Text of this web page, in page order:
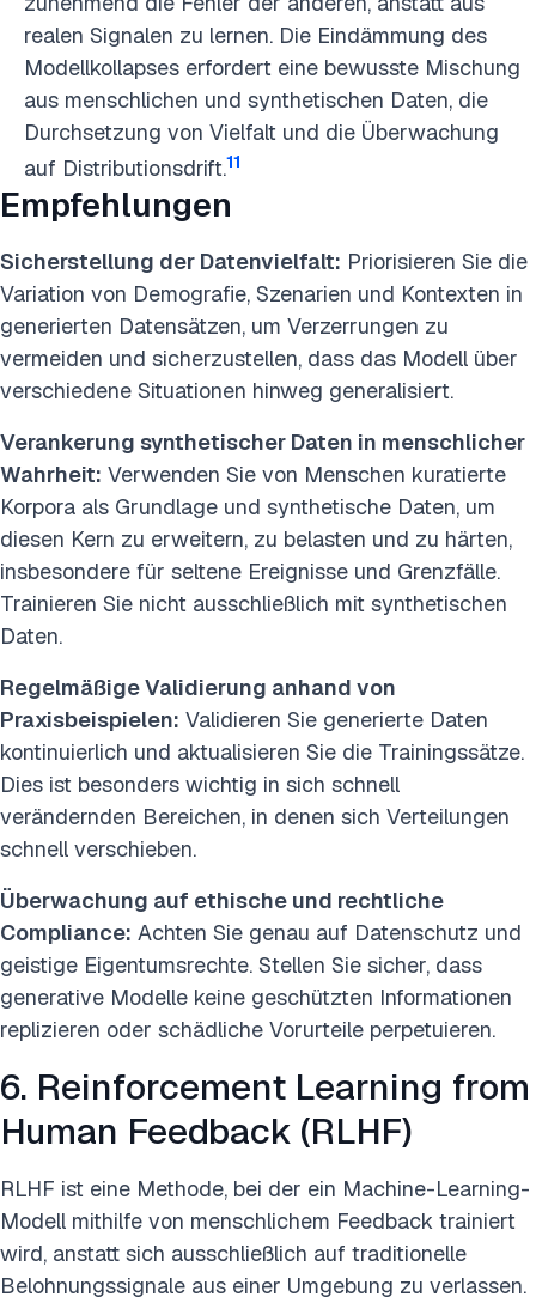
realen Signalen zu lernen. Die Eindämmung des
Modellkollapses erfordert eine bewusste Mischung
aus menschlichen und synthetischen Daten, die
Durchsetzung von Vielfalt und die Überwachung
auf Distributionsdrift.11
Empfehlungen
Sicherstellung der Datenvielfalt: Priorisieren Sie die
Variation von Demografie, Szenarien und Kontexten in
generierten Datensätzen, um Verzerrungen zu
vermeiden und sicherzustellen, dass das Modell über
verschiedene Situationen hinweg generalisiert.
Verankerung synthetischer Daten in menschlicher
Wahrheit: Verwenden Sie von Menschen kuratierte
Korpora als Grundlage und synthetische Daten, um
diesen Kern zu erweitern, zu belasten und zu härten,
insbesondere für seltene Ereignisse und Grenzfälle.
Trainieren Sie nicht ausschließlich mit synthetischen
Daten.
Regelmäßige Validierung anhand von
Praxisbeispielen: Validieren Sie generierte Daten
kontinuierlich und aktualisieren Sie die Trainingssätze.
Dies ist besonders wichtig in sich schnell
verändernden Bereichen, in denen sich Verteilungen
schnell verschieben.
Überwachung auf ethische und rechtliche
Compliance: Achten Sie genau auf Datenschutz und
geistige Eigentumsrechte. Stellen Sie sicher, dass
generative Modelle keine geschützten Informationen
replizieren oder schädliche Vorurteile perpetuieren.
6. Reinforcement Learning from
Human Feedback (RLHF)
RLHF ist eine Methode, bei der ein Machine-Learning-
Modell mithilfe von menschlichem Feedback trainiert
wird, anstatt sich ausschließlich auf traditionelle
Belohnungssignale aus einer Umgebung zu verlassen.